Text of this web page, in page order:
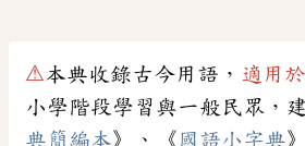
⚠本典收錄古今用語， 適用
小學階段學習與一般民眾，
典簡編本》、《 國語小字典